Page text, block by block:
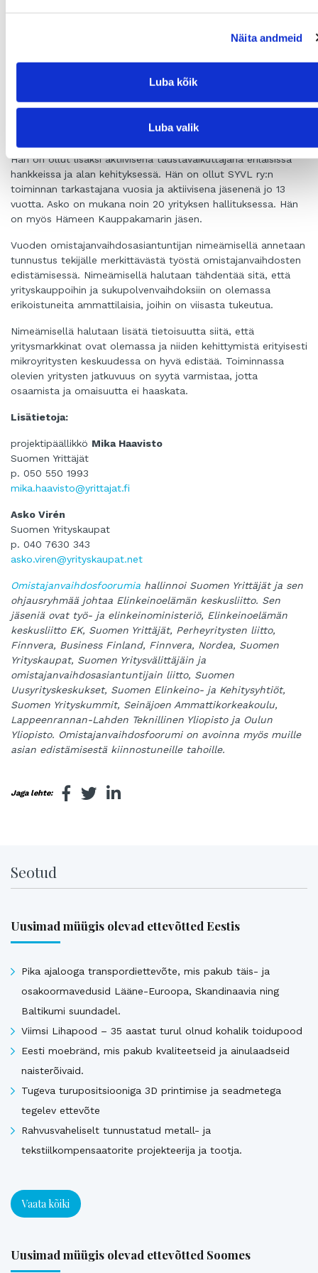
Näita andmeid
Luba kõik
Luba valik
vuosien ajan Kouvolan elinkeinoyhtiön Kinnon
lisäksi hän on vuosia tehnyt yhteistyötä Lahden elinkeinoyhtiö
Posintran kanssa. Asko on toiminut kouluttajana Suomen
Yrittäjien aluejärjestöjen järjestämissä
Hän on ollut lisäksi aktiivisena taustavaikuttajana erilaisissa
hankkeissa ja alan kehityksessä. Hän on ollut SYVL ry:n
toiminnan tarkastajana vuosia ja aktiivisena jäsenenä jo 13
vuotta. Asko on mukana noin 20 yrityksen hallituksessa. Hän
on myös Hämeen Kauppakamarin jäsen.
Vuoden omistajanvaihdosasiantuntijan nimeämisellä annetaan
tunnustus tekijälle merkittävästä työstä omistajanvaihdosten
edistämisessä. Nimeämisellä halutaan tähdentää sitä, että
yrityskauppoihin ja sukupolvenvaihdoksiin on olemassa
erikoistuneita ammattilaisia, joihin on viisasta tukeutua.
Nimeämisellä halutaan lisätä tietoisuutta siitä, että
yritysmarkkinat ovat olemassa ja niiden kehittymistä erityisesti
mikroyritysten keskuudessa on hyvä edistää. Toiminnassa
olevien yritysten jatkuvuus on syytä varmistaa, jotta
osaamista ja omaisuutta ei haaskata.
Lisätietoja:
projektipäällikkö Mika Haavisto
Suomen Yrittäjät
p. 050 550 1993
mika.haavisto@yrittajat.fi
Asko Virén
Suomen Yrityskaupat
p. 040 7630 343
asko.viren@yrityskaupat.net
Omistajanvaihdosfoorumia hallinnoi Suomen Yrittäjät ja sen
ohjausryhmää johtaa Elinkeinoelämän keskusliitto. Sen
jäseniä ovat työ- ja elinkeinoministeriö, Elinkeinoelämän
keskusliitto EK, Suomen Yrittäjät, Perheyritysten liitto,
Finnvera, Business Finland, Finnvera, Nordea, Suomen
Yrityskaupat, Suomen Yritysvälittäjäin ja
omistajanvaihdosasiantuntijain liitto, Suomen
Uusyrityskeskukset, Suomen Elinkeino- ja Kehitysyhtiöt,
Suomen Yrityskummit, Seinäjoen Ammattikorkeakoulu,
Lappeenrannan-Lahden Teknillinen Yliopisto ja Oulun
Yliopisto. Omistajanvaihdosfoorumi on avoinna myös muille
asian edistämisestä kiinnostuneille tahoille.
Jaga lehte:
Seotud
Uusimad müügis olevad ettevõtted Eestis
Pika ajalooga transpordiettevõte, mis pakub täis- ja
osakoormavedusid Lääne-Euroopa, Skandinaavia ning
Baltikumi suundadel.
Viimsi Lihapood – 35 aastat turul olnud kohalik toidupood
Eesti moebränd, mis pakub kvaliteetseid ja ainulaadseid
naisterõivaid.
Tugeva turupositsiooniga 3D printimise ja seadmetega
tegelev ettevõte
Rahvusvaheliselt tunnustatud metall- ja
tekstiilkompensaatorite projekteerija ja tootja.
Vaata kõiki
Uusimad müügis olevad ettevõtted Soomes